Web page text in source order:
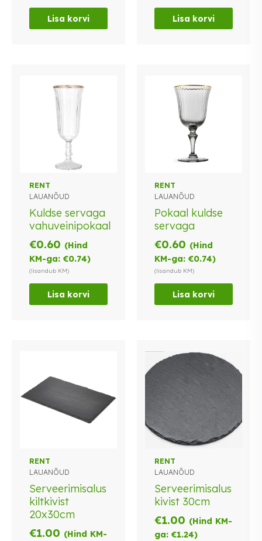
Lisa korvi Lisa korvi
RENT
LAUANÕUD
Kuldse servaga
vahuveinipokaal
€0.60 (Hind
KM-ga:€0.74)
(lisandub KM)
Lisa korvi
RENT
LAUANÕUD
Pokaal kuldse
servaga
€0.60 (Hind
KM-ga:€0.74)
(lisandub KM)
Lisa korvi
RENT
LAUANÕUD
Serveerimisalus
kiltkivist
20x30cm
€1.00 (Hind KM-
RENT
LAUANÕUD
Serveerimisalus
kivist 30cm
€1.00 (Hind KM-
ga:€1.24)